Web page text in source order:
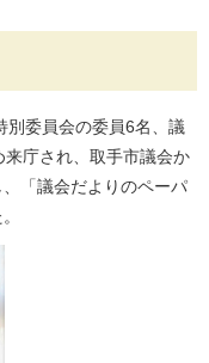
別委員会の委員6名、議
庁され、取手市議会か
「議会だよりのペーパ